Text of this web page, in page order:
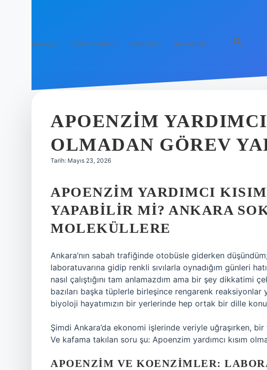
Anasayfa Gizlilik Politikası Yasal Uyarı Hakkımızda
APOENZIM
OLMADAN GÖREV
Tarih: Mayıs 23, 2026
APOENZIM YARDIMCI
YAPABILIR MI? ANKARA
MOLEKÜLLERE
Ankara’nın sabah trafiğinde otobüsle giderken
laboratuvarına gidip renkli sıvılarla oynadığım günleri
nasıl çalıştığını tam anlamazdım ama bir şey dikkatimi
bazıları başka tüplerle birleşince rengarenk
biyoloji hayatımızın bir yerlerinde hep ortak bir dille
Şimdi Ankara’da ekonomi işlerinde veriyle uğraşırken,
Ve kafama takılan soru şu: Apoenzim yardımcı kısım
APOENZIM VE KOENZIMLER: